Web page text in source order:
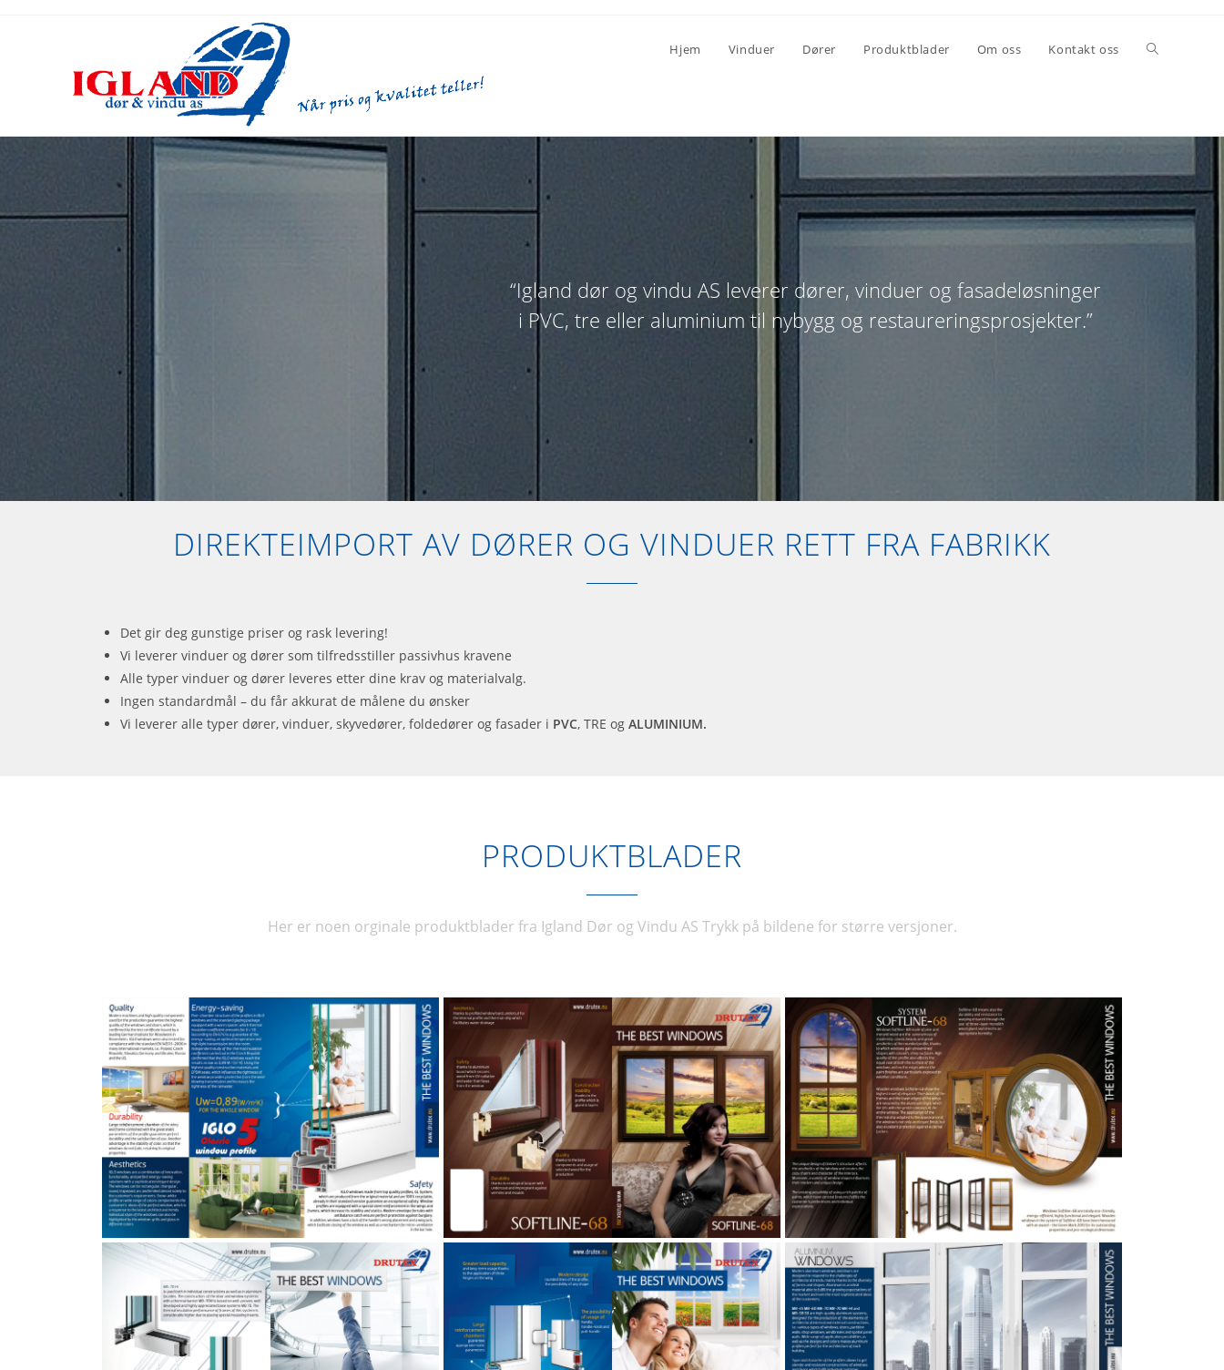
Hjem Vinduer Dører Produktblader Om oss Kontakt oss
“Igland dør og vindu AS leverer dører, vinduer og fasadeløsninger
i PVC, tre eller aluminium til nybygg og restaureringsprosjekter.”
DIREKTEIMPORT AV DØRER OG VINDUER RETT FRA FABRIKK
Det gir deg gunstige priser og rask levering!
Vi leverer vinduer og dører som tilfredsstiller passivhus kravene
Alle typer vinduer og dører leveres etter dine krav og materialvalg.
Ingen standardmål – du får akkurat de målene du ønsker
Vi leverer alle typer dører, vinduer, skyvedører, foldedører og fasader i PVC, TRE og ALUMINIUM.
PRODUKTBLADER
Her er noen orginale produktblader fra Igland Dør og Vindu AS Trykk på bildene for større versjoner.